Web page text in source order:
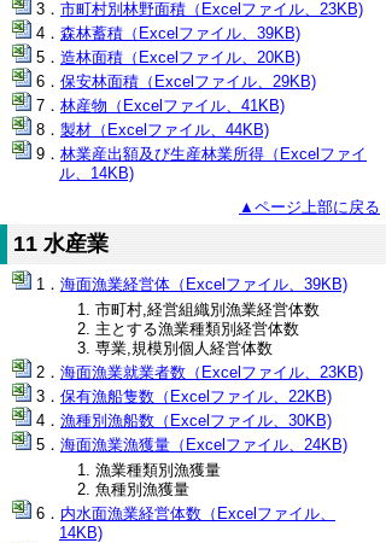
市町村別林野面積（Excelファイル、23KB)
森林蓄積（Excelファイル、39KB)
造林面積（Excelファイル、20KB)
保安林面積（Excelファイル、29KB)
林産物（Excelファイル、41KB)
製材（Excelファイル、44KB)
林業産出額及び生産林業所得（Excelファイ
ル、14KB)
▲ページ上部に戻る
11 水産業
海面漁業経営体（Excelファイル、39KB)
市町村,経営組織別漁業経営体数
主とする漁業種類別経営体数
専業,規模別個人経営体数
海面漁業就業者数（Excelファイル、23KB)
保有漁船隻数（Excelファイル、22KB)
漁種別漁船数（Excelファイル、30KB)
海面漁業漁獲量（Excelファイル、24KB)
漁業種類別漁獲量
魚種別漁獲量
内水面漁業経営体数（Excelファイル、
14KB)